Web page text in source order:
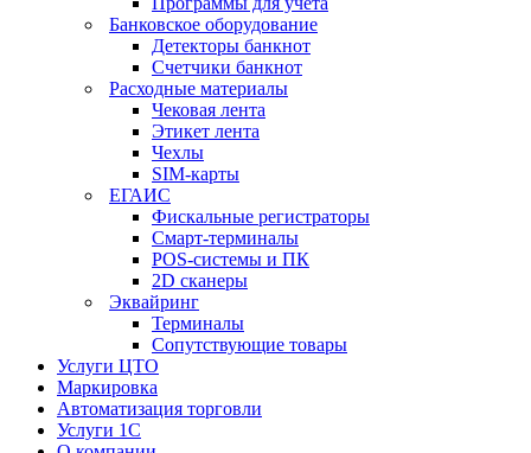
Банковское оборудование
Детекторы банкнот
Счетчики банкнот
Расходные материалы
Чековая лента
Этикет лента
Чехлы
SIM-карты
ЕГАИС
Фискальные регистраторы
Смарт-терминалы
POS-системы и ПК
2D сканеры
Эквайринг
Терминалы
Сопутствующие товары
Услуги ЦТО
Маркировка
Автоматизация торговли
Услуги 1С